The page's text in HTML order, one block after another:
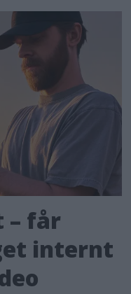
– får
internt